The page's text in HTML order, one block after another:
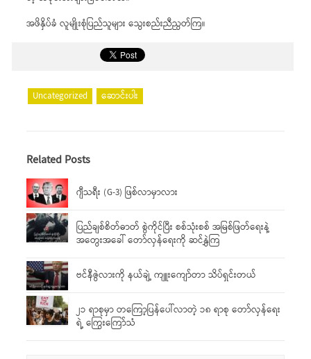
အဖိနှိပ်ခံ လူမျိုးစုံပြည်သူများ သွေးစည်းညီညွတ်ကြ။
Uncategorized ဆောင်းပါး
Related Posts
ဂျီသရီး (G-3) ဖြစ်လာမှာလား
ပြည်ချစ်စိတ်ဓာတ် စွဲကိုင်ပြီး စစ်သုံးစစ် အမြစ်ဖြတ်ရေးနဲ့
အတွေးအခေါ် တော်လှန်ရေးကို ဆင်နွှဲကြ
ဗင်နီဇွဲလားကို နယ်ချဲ့ ကျူးကျော်တာ သိပ်ရှင်းတယ်
၂၁ ရာစုမှာ တကြော့ပြန်ပေါ်လာတဲ့ ၁၈ ရာစု တော်လှန်ရေး
ရဲ့ ကြွေးကြော်သံ